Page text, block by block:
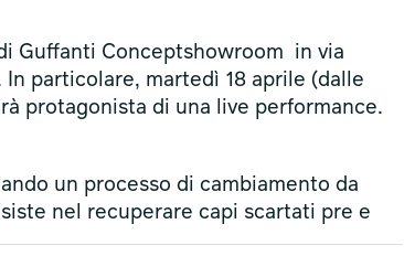
Guffanti Conceptshowroom in via
In particolare, martedì 18 aprile (dalle
protagonista di una live performance.
un processo di cambiamento da
nel recuperare capi scartati pre e